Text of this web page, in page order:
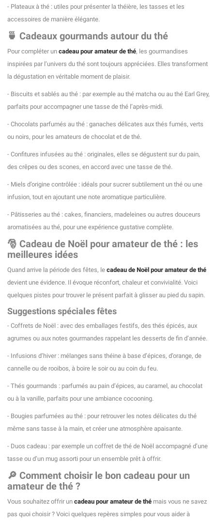
(3 avis)
- Plateaux à thé : utiles pour présenter la théière, les tasses et les
accessoires de manière élégante.
🍵 Cadeaux gourmands autour du thé
Pour compléter un cadeau pour amateur de thé, les gourmandises
inspirées par l’univers du thé sont toujours appréciées. Elles transforment
la dégustation en véritable moment de plaisir.
- Biscuits et sablés au thé : par exemple au thé matcha ou au thé Earl Grey,
parfaits pour accompagner une tasse de thé l’après-midi.
- Chocolats parfumés au thé : ganaches délicates aux thés fumés, verts
ou noirs, pour les amateurs de chocolat et de thé.
- Confitures infusées au thé : originales, elles se dégustent sur du pain,
des crêpes ou des scones, en accord avec une tasse de thé.
- Miels d’origine contrôlée : idéals pour sucrer subtilement un thé ou une
infusion, tout en ajoutant une note aromatique particulière.
- Pâtisseries au thé : cakes, financiers, madeleines ou autres douceurs
aromatisées au thé, pour une expérience gustative complète.
🎅 Cadeau de Noël pour amateur de thé : les
meilleures idées
Quand arrive la période des fêtes, le cadeau de Noël pour amateur de thé
devient une évidence. Il évoque réconfort, chaleur et convivialité. Voici
quelques pistes pour trouver le présent parfait à glisser au pied du sapin.
Suggestions spéciales fêtes
- Coffrets de Noël : avec des emballages festifs, des thés épicés, aux
agrumes ou aux notes gourmandes rappelant les desserts de fin d’année.
- Infusions d’hiver : mélanges sans théine à base d’épices, d’orange, de
cannelle ou de rooibos, à boire le soir ou au coin du feu.
- Thés gourmands : parfumés au pain d’épices, au caramel, au chocolat
ou à la vanille, parfaits pour une ambiance cocooning.
- Bougies parfumées au thé : pour retrouver les notes délicates du thé
même sans tasse à la main, et créer une atmosphère apaisante.
- Duos cadeau : par exemple un coffret de thé de Noël accompagné d’une
tasse ou d’un mug assorti pour un ensemble prêt à offrir.
🔎 Comment choisir le bon cadeau pour un
amateur de thé ?
Vous souhaitez offrir un cadeau pour amateur de thé mais vous ne savez
pas quoi choisir ? Voici quelques repères simples pour vous aider à